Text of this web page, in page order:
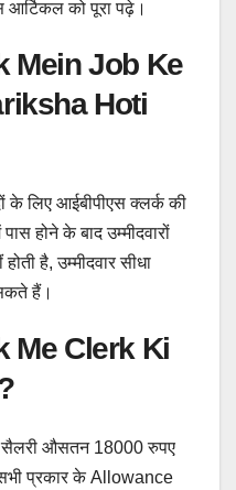
आर्टिकल को पूरा पढ़े।
Mein Job Ke
Hoti
के लिए आईबीपीएस क्लर्क की
होने के बाद उम्मीदवारों
है, उम्मीदवार सीधा
हैं।
Me Clerk Ki
सैलरी औसतन 18000 रुपए
प्रकार के Allowance